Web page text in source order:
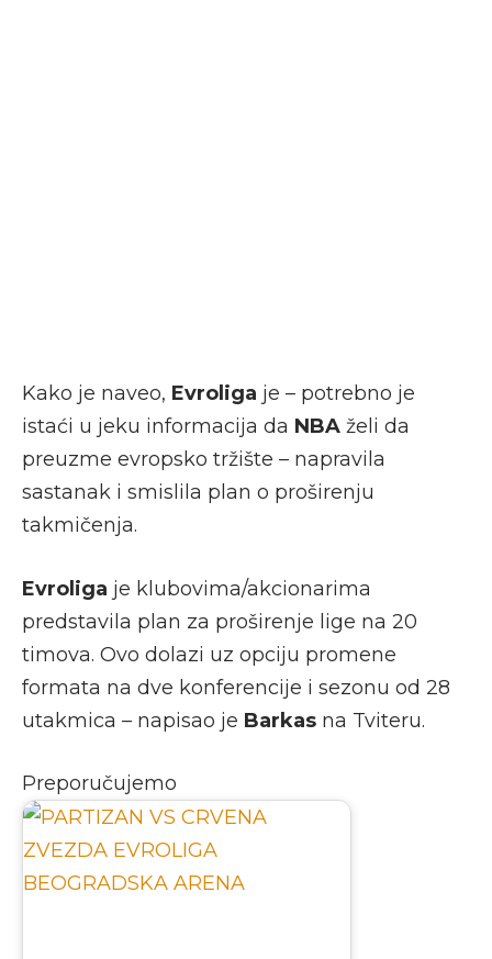
Kako je naveo, Evroliga je – potrebno je
istaći u jeku informacija da NBA želi da
preuzme evropsko tržište – napravila
sastanak i smislila plan o proširenju
takmičenja.
Evroliga je klubovima/akcionarima
predstavila plan za proširenje lige na 20
timova. Ovo dolazi uz opciju promene
formata na dve konferencije i sezonu od 28
utakmica – napisao je Barkas na Tviteru.
Preporučujemo